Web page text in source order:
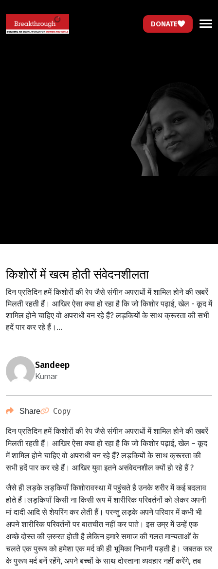
DONATE
किशोरों में खत्म होती संवेदनशीलता
दिन प्रतिदिन हमें किशोरों की रेप जैसे संगीन अपराधों में शामिल होने की खबरें
मिलती रहती हैं। आखिर ऐसा क्या हो रहा है कि जो किशोर पढ़ाई, खेल - कूद में
शामिल होने चाहिए वो अपराधी बन रहे हैं? लड़कियों के साथ क्रूरता की सभी
हदें पार कर रहे हैं।...
sandeep
Kumar
Share Copy
दिन प्रतिदिन हमें किशोरों की रेप जैसे संगीन अपराधों में शामिल होने की खबरें
मिलती रहती हैं। आखिर ऐसा क्या हो रहा है कि जो किशोर पढ़ाई, खेल – कूद
में शामिल होने चाहिए वो अपराधी बन रहे हैं? लड़कियों के साथ क्रूरता की
सभी हदें पार कर रहे हैं। आखिर युवा इतने असंवेदनशील क्यों हो रहे हैं ?
जैसे ही लड़के लड़कियाँ किशोरावस्था में पहुंचते है उनके शरीर में कई बदलाव
होते हैं।लड़कियाँ किसी ना किसी रूप में शारीरिक परिवर्तनों को लेकर अपनी
मां दादी आदि से शेयरिंग कर लेती हैं। परन्तु लड़के अपने परिवार में कभी भी
अपने शारीरिक परिवर्तनों पर बातचीत नहीं कर पाते। इस उम्र में उन्हें एक
अच्छे दोस्त की ज़रुरत होती है लेकिन हमारे समाज की गलत मान्यताओं के
चलते एक पुरूष को हमेशा एक मर्द की ही भूमिका निभानी पड़ती है। जबतक घर
के पुरूष मर्द बनें रहेंगे, अपने बच्चों के साथ दोस्ताना व्यवहार नहीं करेंगे, तब